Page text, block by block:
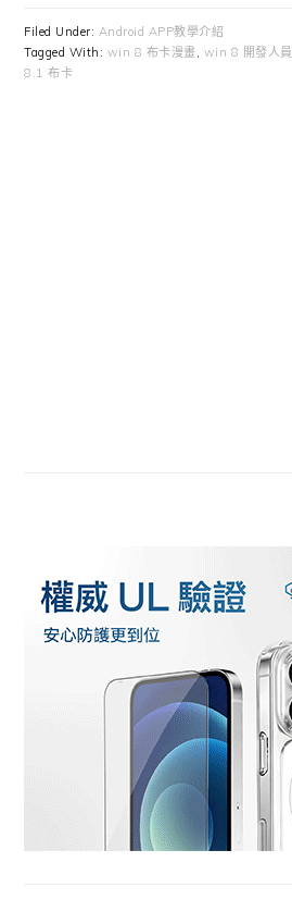
Filed Under: Android APP教學介紹
Tagged With: win 8 布卡漫畫 , win 8 開發人員
8.1 布卡